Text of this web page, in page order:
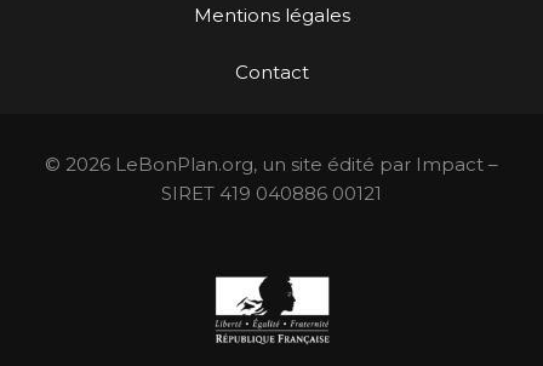
Mentions légales
Contact
© 2026 LeBonPlan.org, un site édité par Impact –
SIRET 419 040886 00121